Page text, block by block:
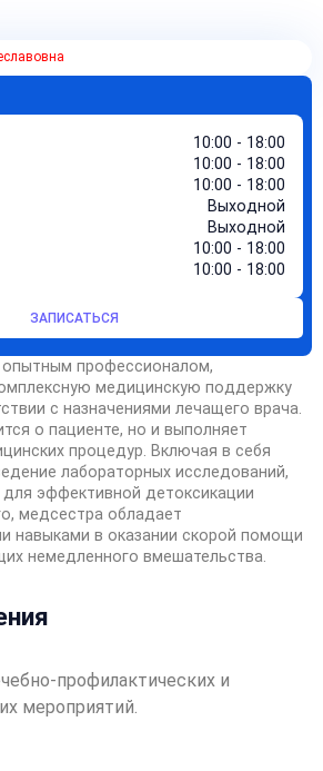
10:00 - 18:00
10:00 - 18:00
10:00 - 18:00
Выходной
Выходной
10:00 - 18:00
10:00 - 18:00
ЗАПИСАТЬСЯ
опытным профессионалом,
медицинскую поддержку
с назначениями лечащего врача.
о пациенте, но и выполняет
процедур. Включая в себя
лабораторных исследований,
для эффективной детоксикации
медсестра обладает
навыками в оказании скорой помощи
немедленного вмешательства.
профилактических и
мероприятий.